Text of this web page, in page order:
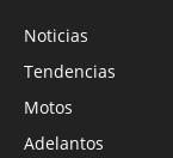
Noticias
Tendencias
Motos
Adelantos